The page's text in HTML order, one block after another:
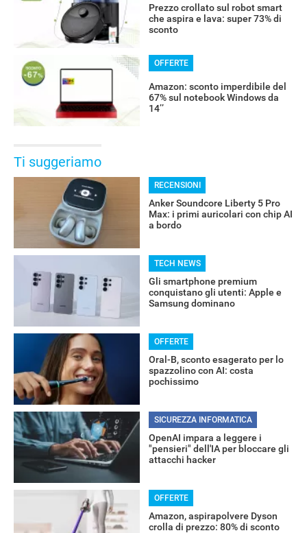
Prezzo crollato sul robot smart
che aspira e lava: super 73% di
sconto
OFFERTE
Amazon: sconto imperdibile del
67% sul notebook Windows da
14’’
Ti suggeriamo
RECENSIONI
Anker Soundcore Liberty 5 Pro
Max: i primi auricolari con chip AI
a bordo
TECH NEWS
Gli smartphone premium
conquistano gli utenti: Apple e
Samsung dominano
OFFERTE
Oral-B, sconto esagerato per lo
spazzolino con AI: costa
pochissimo
SICUREZZA INFORMATICA
OpenAI impara a leggere i
"pensieri" dell'IA per bloccare gli
attacchi hacker
OFFERTE
Amazon, aspirapolvere Dyson
crolla di prezzo: 80% di sconto